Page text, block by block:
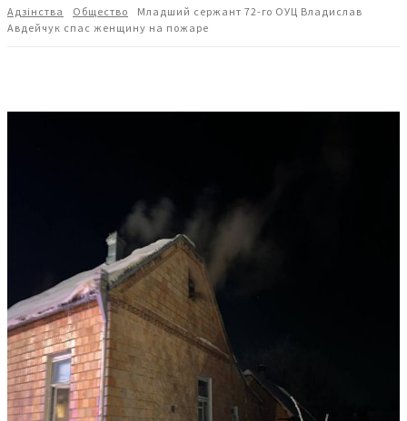
Адзiнства Общество
Младший сержант 72-го ОУЦ Владислав
Авдейчук спас женщину на пожаре